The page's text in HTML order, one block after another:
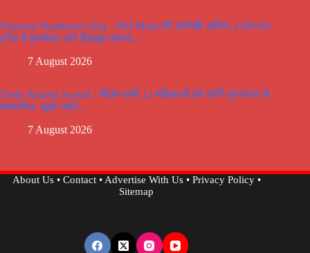
National Handloom Day : PM Modi की अनोखी अपील, GRWM
ट्रेंड में इस्तेमाल करें हैंडलूम उत्पाद…
7 August 2026
Teelu Rauteli Award : सीएम धामी 13 महिलाओं को करेंगे पुरस्कार से
सम्मानित, सूची जारी…
7 August 2026
About Us• Contact•Advertise With Us• Privacy Policy•
Sitemap